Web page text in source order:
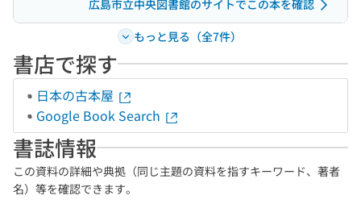
広島市立中央図書館のサイトでこの本を確認
もっと見る（全7件）
書店で探す
日本の古本屋
Google Book Search
書誌情報
この資料の詳細や典拠（同じ主題の資料を指すキーワード、著者
名）等を確認できます。